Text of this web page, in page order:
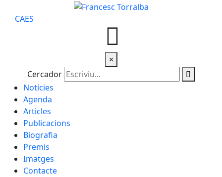
CAES
×
Cercador
Notícies
Agenda
Articles
Publicacions
Biografia
Premis
Imatges
Contacte